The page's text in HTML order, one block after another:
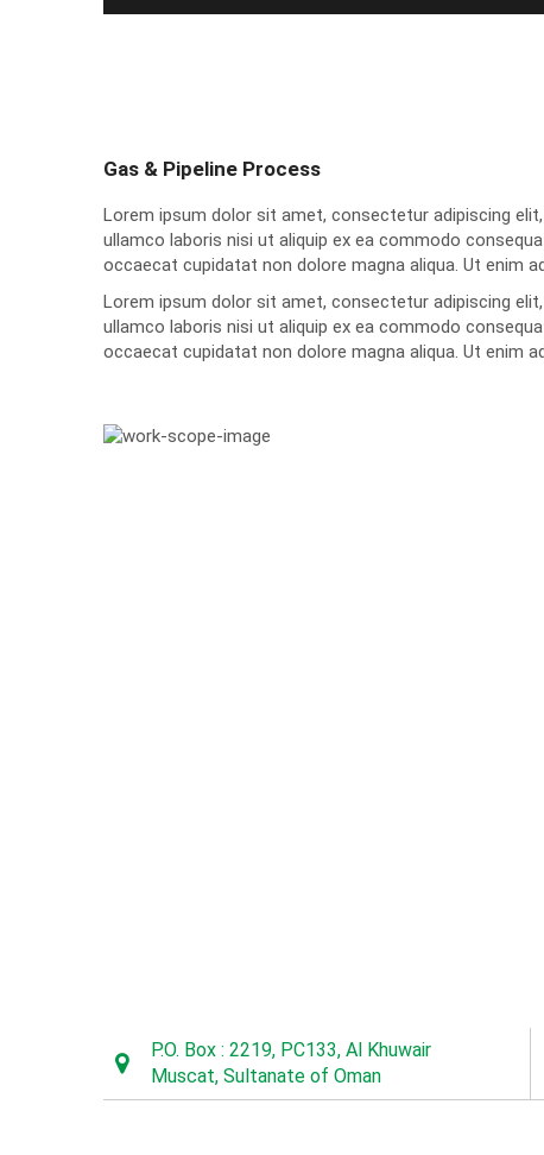
Gas & Pipeline Process
Lorem ipsum dolor sit amet, consectetur adipiscing
ullamco laboris nisi ut aliquip ex ea commodo
occaecat cupidatat non dolore magna aliqua. Ut enim
Lorem ipsum dolor sit amet, consectetur adipiscing
ullamco laboris nisi ut aliquip ex ea commodo
occaecat cupidatat non dolore magna aliqua. Ut enim
P.O. Box : 2219, PC133, Al Khuwair
Muscat, Sultanate of Oman